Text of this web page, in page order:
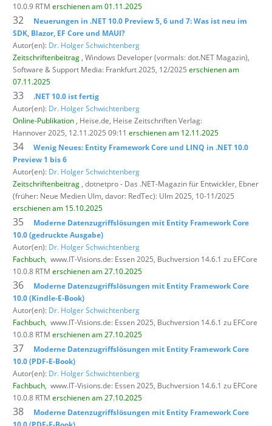
10.0.9 RTM erschienen am 01.11.2025
32
Neuerungen in .NET 10.0 Preview 5, 6 und 7: Was ist neu im
SDK, Blazor, EF Core und MAUI?
Autor(en): Dr. Holger Schwichtenberg
Zeitschriftenbeitrag , Windows Developer (vormals: dot.NET Magazin),
Software & Support Media: Frankfurt 2025, 12/2025 erschienen am
07.11.2025
33
.NET 10.0 ist fertig
Autor(en): Dr. Holger Schwichtenberg
Online-Publikation , Heise.de, Heise Zeitschriften Verlag:
Hannover 2025, 12.11.2025 09:11 erschienen am 12.11.2025
34
Wenig Neues: Entity Framework Core und LINQ in .NET 10.0
Preview 1 bis 6
Autor(en): Dr. Holger Schwichtenberg
Zeitschriftenbeitrag , dotnetpro - Das .NET-Magazin für Entwickler, Ebner
(früher: Neue Medien Ulm, davor: RedTec): Ulm 2025, 10-11/2025
erschienen am 15.10.2025
35
Moderne Datenzugriffslösungen mit Entity Framework Core
10.0 (gedruckte Ausgabe)
Autor(en): Dr. Holger Schwichtenberg
Fachbuch, www.IT-Visions.de: Essen 2025, Buchversion 14.6.1 zu EFCore
10.0.8 RTM erschienen am 27.10.2025
36
Moderne Datenzugriffslösungen mit Entity Framework Core
10.0 (Kindle-E-Book)
Autor(en): Dr. Holger Schwichtenberg
Fachbuch, www.IT-Visions.de: Essen 2025, Buchversion 14.6.1 zu EFCore
10.0.8 RTM erschienen am 27.10.2025
37
Moderne Datenzugriffslösungen mit Entity Framework Core
10.0 (PDF-E-Book)
Autor(en): Dr. Holger Schwichtenberg
Fachbuch, www.IT-Visions.de: Essen 2025, Buchversion 14.6.1 zu EFCore
10.0.8 RTM erschienen am 27.10.2025
38
Moderne Datenzugriffslösungen mit Entity Framework Core